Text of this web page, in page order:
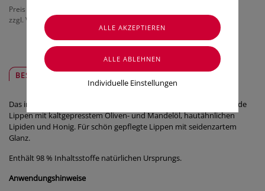
Preis inkl. MwSt.
zzgl. Versandkosten
BESCHREIBUNG
Das intensiv pflegende Olivenöl LIPPENÖL schützt trockene, spröde
Lippen mit kaltgepresstem Oliven- und Mandelöl, hautähnlichen
Lipiden und Honig. Für schön gepflegte Lippen mit seidenzartem
Glanz.
Enthält 98 % Inhaltsstoffe natürlichen Ursprungs.
Anwendungshinweise
Individuelle Einstellungen